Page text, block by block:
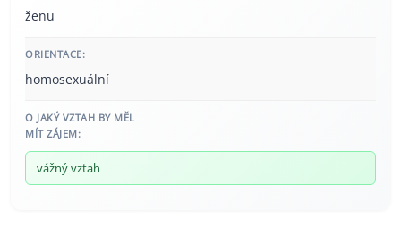
ženu
ORIENTACE:
homosexuální
O JAKÝ VZTAH BY MĚL
MÍT ZÁJEM:
vážný vztah